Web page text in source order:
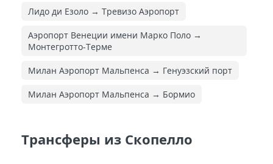
Лидо ди Езоло → Тревизо Аэропорт
Аэропорт Венеции имени Марко Поло →
Монтегротто-Терме
Милан Аэропорт Мальпенса → Генуэзский порт
Милан Аэропорт Мальпенса → Бормио
Трансферы из Скопелло